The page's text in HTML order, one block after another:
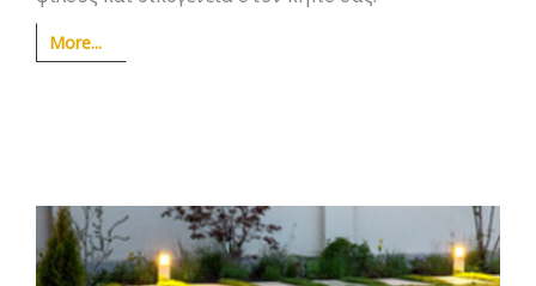
More...